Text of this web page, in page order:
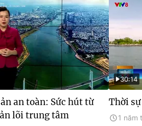
an toàn: Sức hút từ
lõi trung tâm
30:14
Thời
1 năm